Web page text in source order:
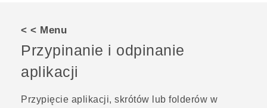
VIVERSE
POMOC TECHNICZNA
< < Menu
Przypinanie i odpinanie
aplikacji
Przypięcie aplikacji, skrótów lub folderów w